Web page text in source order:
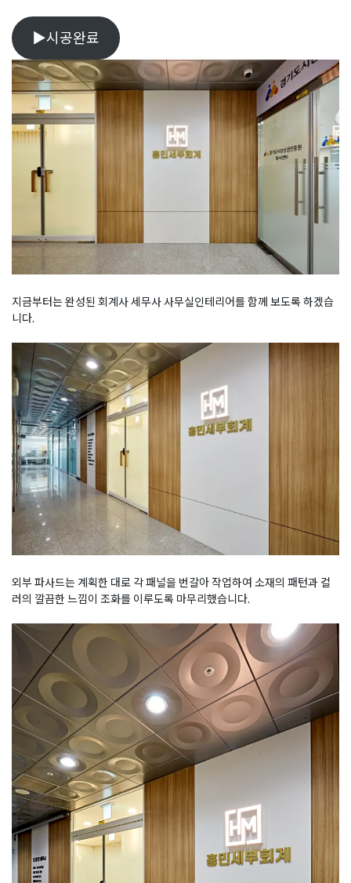
▶시공완료
지금부터는 완성된 회계사 세무사 사무실인테리어를 함께 보도록 하겠습
니다.
외부 파사드는 계획한 대로 각 패널을 번갈아 작업하여 소재의 패턴과 컬
러의 깔끔한 느낌이 조화를 이루도록 마무리했습니다.